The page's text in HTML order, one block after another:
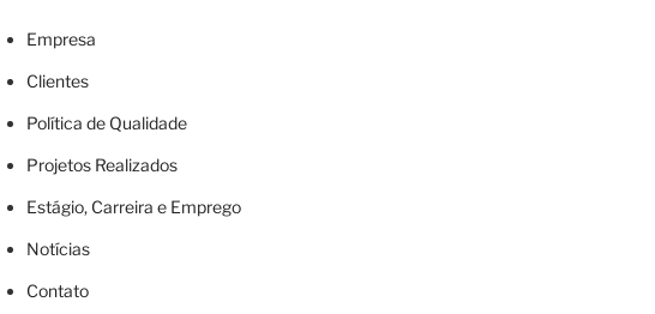
Empresa
Clientes
Política de Qualidade
Projetos Realizados
Estágio, Carreira e Emprego
Notícias
Contato